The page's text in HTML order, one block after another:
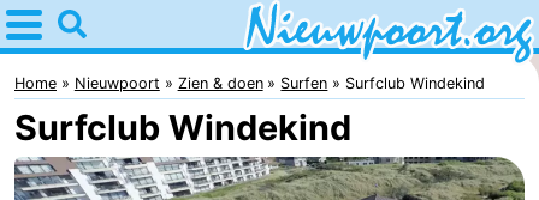
Home
Nieuwpoort
Tips
Voor
Home Nieuwpoort Zien & doen Surfen Surfclub Windekind
Surfclub Windekind